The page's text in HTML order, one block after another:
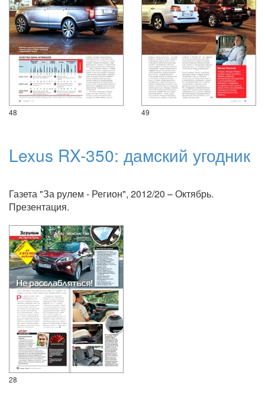
48 49
Lexus RX-350: дамский угодник
Газета "За рулем - Регион", 2012/20 – Октябрь.
Презентация.
28